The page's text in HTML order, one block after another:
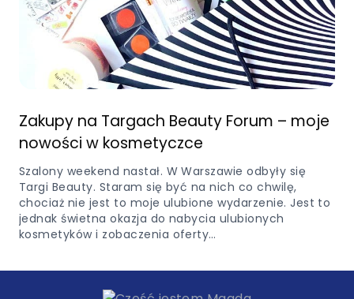
Zakupy na Targach Beauty Forum – moje
nowości w kosmetyczce
Szalony weekend nastał. W Warszawie odbyły się
Targi Beauty. Staram się być na nich co chwilę,
chociaż nie jest to moje ulubione wydarzenie. Jest to
jednak świetna okazja do nabycia ulubionych
kosmetyków i zobaczenia oferty…